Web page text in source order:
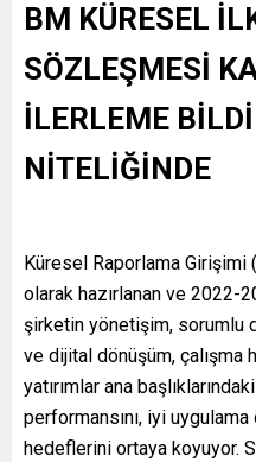
BM KÜRESEL
SÖZLEŞMESİ
İLERLEME
NİTELİĞİNDE
Küresel Raporlama Girişimi
olarak hazırlanan ve 2022-
şirketin yönetişim, sorumlu
ve dijital dönüşüm, çalışma
yatırımlar ana
performansını, iyi
hedeflerini ortaya koyuyor.